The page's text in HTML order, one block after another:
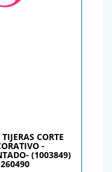
TIJERAS CORTE
-
(1003849)